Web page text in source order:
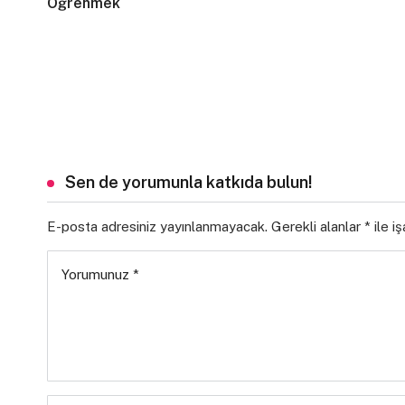
Sen de yorumunla katkıda bulun!
E-posta adresiniz yayınlanmayacak. Gerekli alanlar * ile
Yorumunuz *